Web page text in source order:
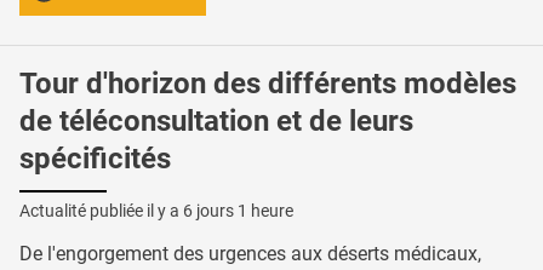
Tour d'horizon des différents modèles
de téléconsultation et de leurs
spécificités
Actualité publiée il y a 6 jours 1 heure
De l'engorgement des urgences aux déserts médicaux,